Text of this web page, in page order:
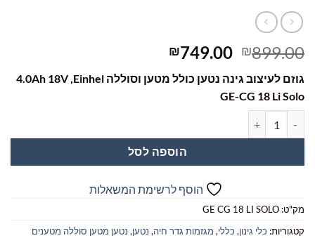
₪899.00
המחיר
היה:
₪899.00.
₪749.00 המחיר
הנוכחי
הוא:
גוזם לעיצוב גינה נטען כולל מטען וסוללה 4.0Ah 18V ,Einhel
GE-CG 18 Li Solo
הוספה לסל
הוסף לרשימת המשאלות
מק"ט:GE CG 18 LI SOLO
קטגוריות:כלי גינון,כללי,מגזמות גדר חיה,נטען,נטען מטען סוללה מטענים